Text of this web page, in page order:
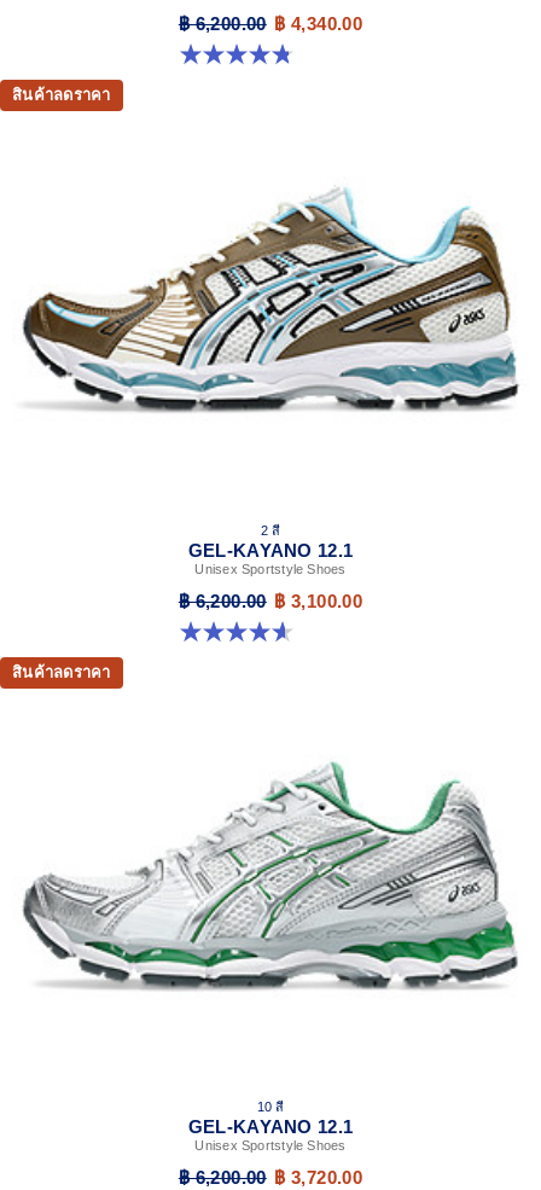
฿ 6,200.00 ฿ 4,340.00
4.8 จาก 5 ดาว 208 รีวิว
สินค้าลดราคา
2 สี
GEL-KAYANO 12.1
Unisex Sportstyle Shoes
฿ 6,200.00 ฿ 3,100.00
4.6 จาก 5 ดาว 13 รีวิว
สินค้าลดราคา
10 สี
GEL-KAYANO 12.1
Unisex Sportstyle Shoes
฿ 6,200.00 ฿ 3,720.00